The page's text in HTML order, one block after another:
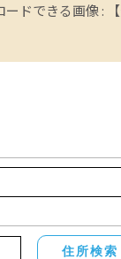
ドできる画像 :
住所検索